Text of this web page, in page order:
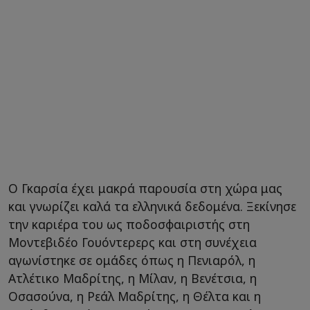
Ο Γκαρσία έχει μακρά παρουσία στη χώρα μας
και γνωρίζει καλά τα ελληνικά δεδομένα. Ξεκίνησε
την καριέρα του ως ποδοσφαιριστής στη
Μοντεβιδέο Γουόντερερς και στη συνέχεια
αγωνίστηκε σε ομάδες όπως η Πενιαρόλ, η
Ατλέτικο Μαδρίτης, η Μίλαν, η Βενέτσια, η
Οσασούνα, η Ρεάλ Μαδρίτης, η Θέλτα και η